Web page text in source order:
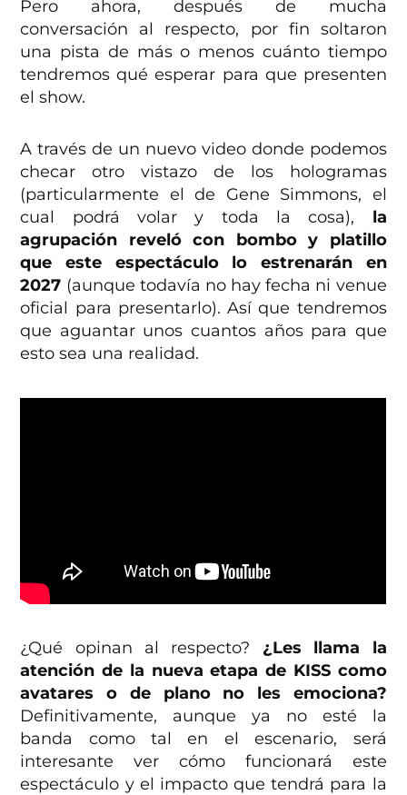
Pero ahora, después de mucha
conversación al respecto, por fin soltaron
una pista de más o menos cuánto tiempo
tendremos qué esperar para que presenten
el show.
A través de un nuevo video donde podemos
checar otro vistazo de los hologramas
(particularmente el de Gene Simmons, el
cual podrá volar y toda la cosa), la
agrupación reveló con bombo y platillo
que este espectáculo lo estrenarán en
2027 (aunque todavía no hay fecha ni venue
oficial para presentarlo). Así que tendremos
que aguantar unos cuantos años para que
esto sea una realidad.
¿Qué opinan al respecto? ¿Les llama la
atención de la nueva etapa de KISS como
avatares o de plano no les emociona?
Definitivamente, aunque ya no esté la
banda como tal en el escenario, será
interesante ver cómo funcionará este
espectáculo y el impacto que tendrá para la